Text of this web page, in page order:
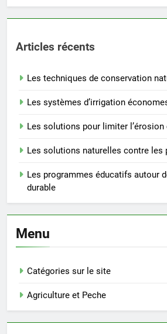
Articles récents
Les techniques de conservation
Les systèmes d’irrigation
Les solutions pour limiter l’érosion
Les solutions naturelles contre les
Les programmes éducatifs autour
durable
Menu
Catégories sur le site
Agriculture et Peche